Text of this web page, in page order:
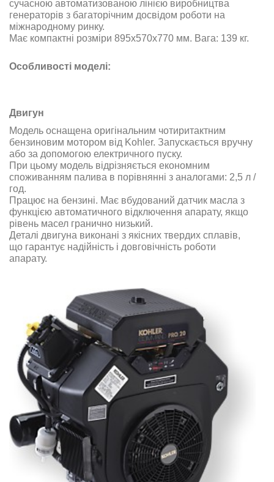
сучасною автоматизованою лінією виробництва
генераторів з багаторічним досвідом роботи на
міжнародному ринку.
Має компактні розміри 895х570х770 мм. Вага: 139 кг.
Особливості моделі:
Двигун
Модель оснащена оригінальним чотиритактним
бензиновим мотором від Kohler. Запускається вручну
або за допомогою електричного пуску.
При цьому модель відрізняється економним
споживанням палива в порівнянні з аналогами: 2,5 л /
год.
Працює на бензині. Має вбудований датчик масла з
функцією автоматичного відключення апарату, якщо
рівень масел гранично низький.
Деталі двигуна виконані з якісних твердих сплавів,
що гарантує надійність і довговічність роботи
апарату.